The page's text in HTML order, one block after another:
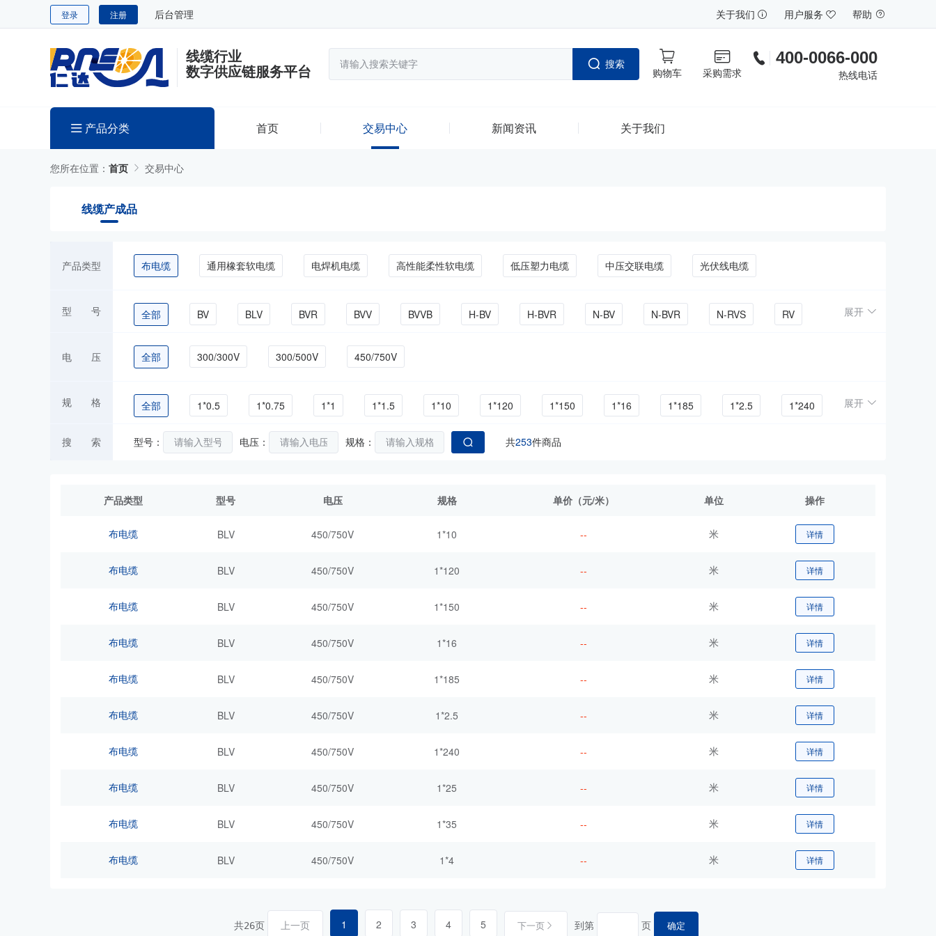
登录 注册 后台管理 关于我们 用户服务 帮助
线缆行业
数字供应链服务平台 搜索
购物车 采购需求
400-0066-000
热线电话
产品分类 首页 交易中心 新闻资讯 关于我们
您所在位置： 首页 交易中心
线缆产成品
产品类型 布电缆 通用橡套软电缆 电焊机电缆 高性能柔性软电缆 低压塑力电缆 中压交联电缆 光伏线电缆
型 号 全部 BV BLV BVR BVV BVVB H-BV H-BVR N-BV N-BVR N-RVS RV
RVB RVS RVV RVVB RVVP
展开
电 压 全部 300/300V 300/500V 450/750V
规 格 全部 1*0.5 1*0.75 1*1 1*1.5 1*10 1*120 1*150 1*16 1*185 1*2.5 1*240
1*25 1*300 1*35 1*4 1*400 1*50 1*70
3*4 4*0.75 4*1.5 5*0.5 5*0.75 5*1.5
6*0.75 6*1.5 7*0.5
展开
搜 索 型号： 电压： 规格： 共253件商品
产品类型 型号 电压 规格 单价（元/米） 单位 操作
布电缆 BLV 450/750V 1*10 -- 米 详情
布电缆 BLV 450/750V 1*120 -- 米 详情
布电缆 BLV 450/750V 1*150 -- 米 详情
布电缆 BLV 450/750V 1*16 -- 米 详情
布电缆 BLV 450/750V 1*185 -- 米 详情
布电缆 BLV 450/750V 1*2.5 -- 米 详情
布电缆 BLV 450/750V 1*240 -- 米 详情
布电缆 BLV 450/750V 1*25 -- 米 详情
布电缆 BLV 450/750V 1*35 -- 米 详情
布电缆 BLV 450/750V 1*4 -- 米 详情
共26页 上一页 1 2 3 4 5 下一页 到第 页 确定